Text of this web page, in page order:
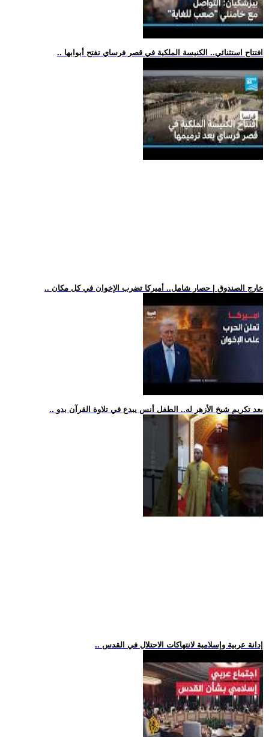
.. افتتاح استثنائي.. الكنيسة الملكية في قصر فرساي تفتح أبوابها
.. خارج الصندوق | حصار شامل.. أميركا تضرب الإخوان في كل مكان
.. بعد تكريم شيخ الأزهر له.. الطفل أنس يبدع في تلاوة القرآن بدو
.. إدانة عربية وإسلامية لانتهاكات الاحتلال في القدس